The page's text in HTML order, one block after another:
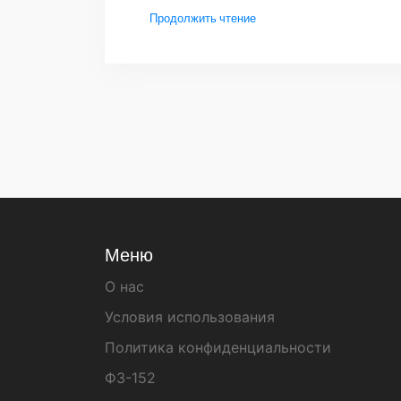
Продолжить чтение
Меню
О нас
Условия использования
Политика конфиденциальности
ФЗ-152